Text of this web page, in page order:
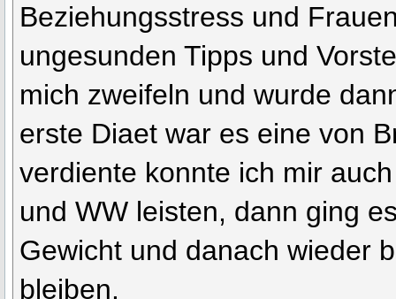
Beziehungsstress und
ungesunden Tipps und
mich zweifeln und wurde
erste Diaet war es eine von
verdiente konnte ich mir
und WW leisten, dann ging
Gewicht und danach wieder
bleiben.